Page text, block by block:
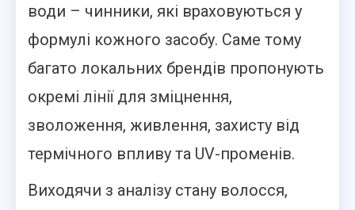
води – чинники, які враховуються у
формулі кожного засобу. Саме тому
багато локальних брендів пропонують
окремі лінії для зміцнення,
зволоження, живлення, захисту від
термічного впливу та UV-променів.
Виходячи з аналізу стану волосся,